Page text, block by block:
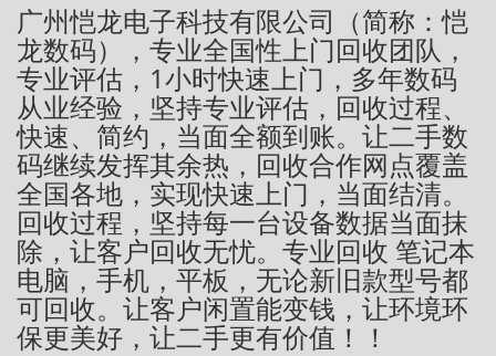
广州恺龙电子科技有限公司（简称：恺
龙数码），专业全国性上门回收团队，
专业评估，1小时快速上门，多年数码
从业经验，坚持专业评估，回收过程、
快速、简约，当面全额到账。让二手数
码继续发挥其余热，回收合作网点覆盖
全国各地，实现快速上门，当面结清。
回收过程，坚持每一台设备数据当面抹
除，让客户回收无忧。专业回收 笔记本
电脑，手机，平板，无论新旧款型号都
可回收。让客户闲置能变钱，让环境环
保更美好，让二手更有价值！！